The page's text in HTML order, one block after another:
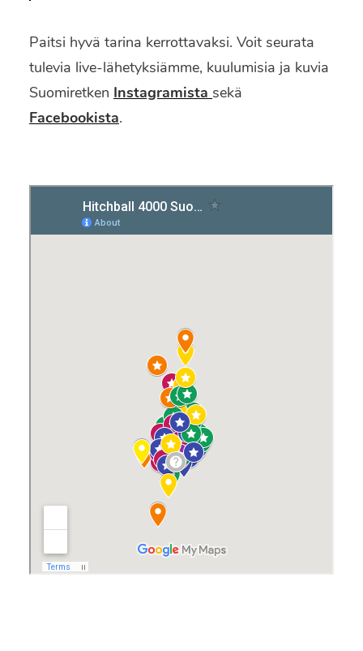
Paitsi hyvä tarina kerrottavaksi. Voit seurata
tulevia live-lähetyksiämme, kuulumisia ja kuvia
Suomiretken Instagramista sekä
Facebookista.